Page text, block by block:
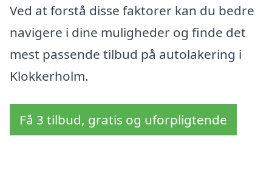
Ved at forstå disse faktorer kan du bedre
navigere i dine muligheder og finde det
mest passende tilbud på autolakering i
Klokkerholm.
Få 3 tilbud, gratis og uforpligtende